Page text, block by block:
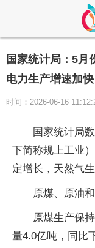
国家统计局：5月
电力生产增速加
时间：2026-06-16
国家统计局
下简称规上工业
定增长，天然气
原煤、原油
原煤生产保
量4.0亿吨，同比